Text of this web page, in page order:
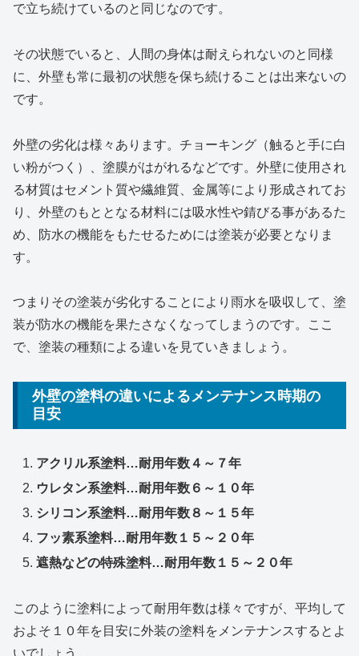
で立ち続けているのと同じなのです。
その状態でいると、人間の身体は耐えられないのと同様
に、外壁も常に最初の状態を保ち続けることは出来ないの
です。
外壁の劣化は様々あります。チョーキング（触ると手に白
い粉がつく）、塗膜がはがれるなどです。外壁に使用され
る材質はセメント質や繊維質、金属等により形成されてお
り、外壁のもととなる材料には吸水性や錆びる事があるた
め、防水の機能をもたせるためには塗装が必要となりま
す。
つまりその塗装が劣化することにより雨水を吸収して、塗
装が防水の機能を果たさなくなってしまうのです。ここ
で、塗装の種類による違いを見ていきましょう。
外壁の塗料の違いによるメンテナンス時期の
目安
アクリル系塗料…耐用年数４～７年
ウレタン系塗料…耐用年数６～１０年
シリコン系塗料…耐用年数８～１５年
フッ素系塗料…耐用年数１５～２０年
遮熱などの特殊塗料…耐用年数１５～２０年
このように塗料によって耐用年数は様々ですが、平均して
およそ１０年を目安に外装の塗料をメンテナンスするとよ